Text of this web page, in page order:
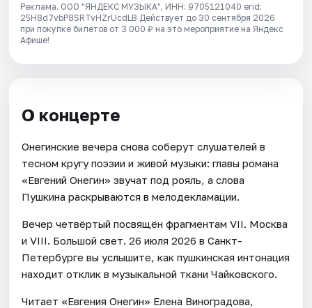
Реклама. ООО "ЯНДЕКС МУЗЫКА", ИНН: 9705121040 erid:
25H8d7vbP8SRTvHZrUcdLB Действует до 30 сентября 2026
при покупке билетов от 3 000 ₽ на это мероприятие на Яндекс
Афише!
О концерте
Онегинские вечера снова соберут слушателей в
тесном кругу поэзии и живой музыки: главы романа
«Евгений Онегин» звучат под рояль, а слова
Пушкина раскрываются в мелодекламации.
Вечер четвёртый посвящён фрагментам VII. Москва
и VIII. Большой свет. 26 июля 2026 в Санкт-
Петербурге вы услышите, как пушкинская интонация
находит отклик в музыкальной ткани Чайковского.
Читает «Евгения Онегин» Елена Виноградова,